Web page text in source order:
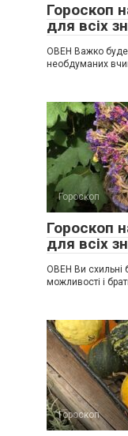
Гороскоп
для всіх
ОВЕН Важко буде
необдуманих
Гороскоп
Гороскоп
для всіх
ОВЕН Ви схильні
можливості і
Гороскоп